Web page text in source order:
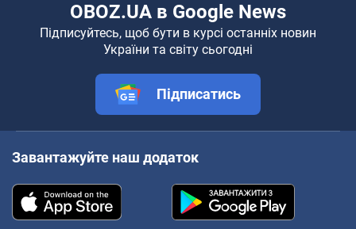
OBOZ.UA в Google News
Підписуйтесь, щоб бути в курсі останніх новин
України та світу сьогодні
Підписатись
Завантажуйте наш додаток